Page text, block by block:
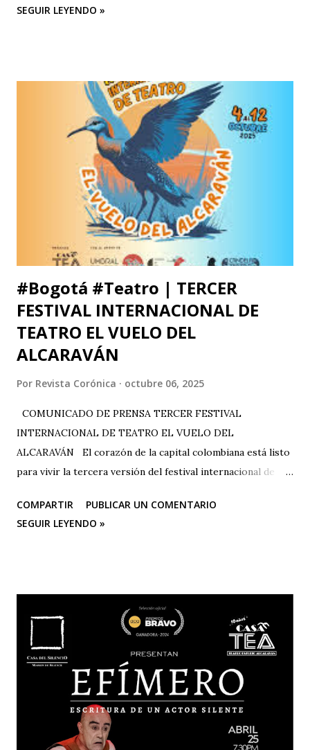
nueva edición del XIV Congreso Internacional El Cuerpo en
Francisco José de Caldas (Bogotá, Colombia). El congreso
cuenta con el respaldo de instituciones académicas de gran
prestigio como la Universidad Michoacana de San Nicolás
de Hidalgo (México), la Facultad de Estudios Superiores
Iztacala (UNAM, México) y la Facultad de Estudios
Superiores Acatlán (UNAM, México), además de un comité
organizador comprometido con abrir nuevas miradas sobre
el cuerpo, la esce...
SEGUIR LEYENDO »
#Bogotá #Teatro | TERCER
FESTIVAL INTERNACIONAL DE
TEATRO EL VUELO DEL
ALCARAVÁN
Por Revista Corónica octubre 06, 2025
COMUNICADO DE PRENSA TERCER FESTIVAL
INTERNACIONAL DE TEATRO EL VUELO DEL
ALCARAVÁN El corazón de la capital colombiana está listo
para vivir la tercera versión del festival internacional de
de octubre del 2025 en el Corredor Cultural Del Centro
Comercial Los Ángeles, dónde actualmente se han
Galponcito De Umbral- Correo De Voz Teatro , Candela
Teatro y CASA TEA -Teatro Estudio Alcaraván- este último,
organizador del festival. Teatro Estudio Alcaraván, las
salas del corredor cultural, los grupos y artistas
participantes les hacen una cordial invitación al público
capitalino y a los espectadores del arte y la cultura en la
ciudad (y fuera de ella) para que asistan a la tercera versión
de este festival internacional de teatro que este año les ...
COMPARTIR
PUBLICAR UN COMENTARIO
SEGUIR LEYENDO »